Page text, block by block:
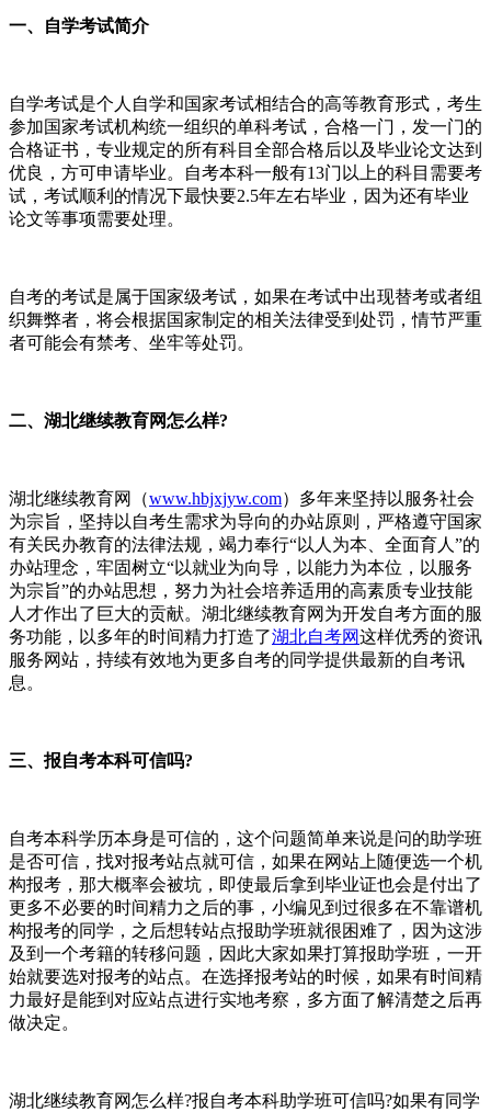
一、自学考试简介
自学考试是个人自学和国家考试相结合的高等教育形式，考生
参加国家考试机构统一组织的单科考试，合格一门，发一门的
合格证书，专业规定的所有科目全部合格后以及毕业论文达到
优良，方可申请毕业。自考本科一般有13门以上的科目需要考
试，考试顺利的情况下最快要2.5年左右毕业，因为还有毕业
论文等事项需要处理。
自考的考试是属于国家级考试，如果在考试中出现替考或者组
织舞弊者，将会根据国家制定的相关法律受到处罚，情节严重
者可能会有禁考、坐牢等处罚。
二、湖北继续教育网怎么样?
湖北继续教育网（www.hbjxjyw.com）多年来坚持以服务社会
为宗旨，坚持以自考生需求为导向的办站原则，严格遵守国家
有关民办教育的法律法规，竭力奉行“以人为本、全面育人”的
办站理念，牢固树立“以就业为向导，以能力为本位，以服务
为宗旨”的办站思想，努力为社会培养适用的高素质专业技能
人才作出了巨大的贡献。湖北继续教育网为开发自考方面的服
务功能，以多年的时间精力打造了湖北自考网这样优秀的资讯
服务网站，持续有效地为更多自考的同学提供最新的自考讯
息。
三、报自考本科可信吗?
自考本科学历本身是可信的，这个问题简单来说是问的助学班
是否可信，找对报考站点就可信，如果在网站上随便选一个机
构报考，那大概率会被坑，即使最后拿到毕业证也会是付出了
更多不必要的时间精力之后的事，小编见到过很多在不靠谱机
构报考的同学，之后想转站点报助学班就很困难了，因为这涉
及到一个考籍的转移问题，因此大家如果打算报助学班，一开
始就要选对报考的站点。在选择报考站的时候，如果有时间精
力最好是能到对应站点进行实地考察，多方面了解清楚之后再
做决定。
湖北继续教育网怎么样?报自考本科助学班可信吗?如果有同学